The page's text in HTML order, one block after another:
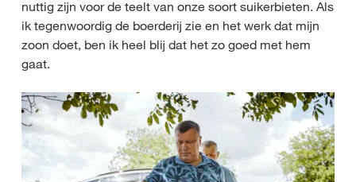
nuttig zijn voor de teelt van onze soort suikerbieten. Als
ik tegenwoordig de boerderij zie en het werk dat mijn
zoon doet, ben ik heel blij dat het zo goed met hem
gaat.